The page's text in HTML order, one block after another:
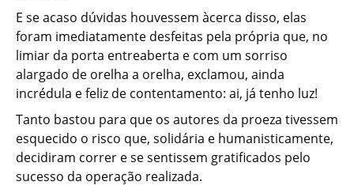
E se acaso dúvidas houvessem àcerca disso, elas
foram imediatamente desfeitas pela própria que, no
limiar da porta entreaberta e com um sorriso
alargado de orelha a orelha, exclamou, ainda
incrédula e feliz de contentamento: ai, já tenho luz!
Tanto bastou para que os autores da proeza tivessem
esquecido o risco que, solidária e humanisticamente,
decidiram correr e se sentissem gratificados pelo
sucesso da operação realizada.